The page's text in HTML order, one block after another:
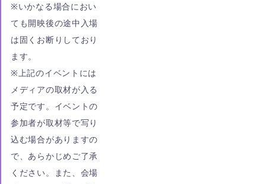
※いかなる場合におい
ても開映後の途中入場
は固くお断りしており
ます。
※上記のイベントには
メディアの取材が入る
予定です。イベントの
参加者が取材等で写り
込む場合がありますの
で、あらかじめご了承
ください。また、会場